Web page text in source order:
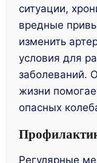
ситуации,
вредные
изменить
условия для
заболеваний.
жизни
опасных
Регулярные